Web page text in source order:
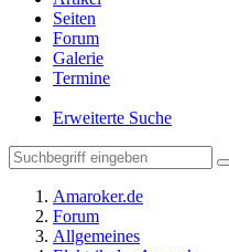
Seiten
Forum
Galerie
Termine
Erweiterte Suche
Amaroker.de
Forum
Allgemeines